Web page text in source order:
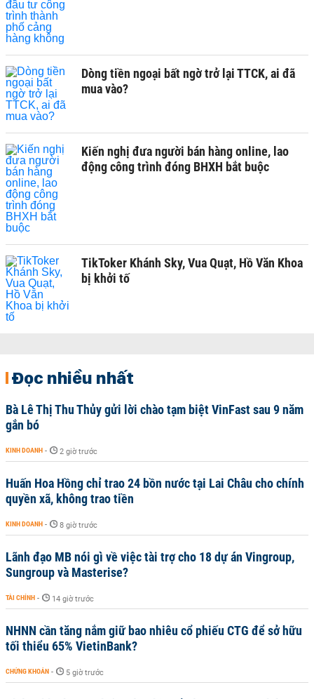
Dòng tiền ngoại bất ngờ trở lại TTCK, ai đã
mua vào?
Kiến nghị đưa người bán hàng online, lao
động công trình đóng BHXH bắt buộc
TikToker Khánh Sky, Vua Quạt, Hồ Văn Khoa
bị khởi tố
Đọc nhiều nhất
Bà Lê Thị Thu Thủy gửi lời chào tạm biệt VinFast sau 9 năm
gắn bó
KINH DOANH - 2 giờ trước
Huấn Hoa Hồng chỉ trao 24 bồn nước tại Lai Châu cho chính
quyền xã, không trao tiền
KINH DOANH - 8 giờ trước
Lãnh đạo MB nói gì về việc tài trợ cho 18 dự án Vingroup,
Sungroup và Masterise?
TÀI CHÍNH - 14 giờ trước
NHNN cần tăng nắm giữ bao nhiêu cổ phiếu CTG để sở hữu
tối thiểu 65% VietinBank?
CHỨNG KHOÁN - 5 giờ trước